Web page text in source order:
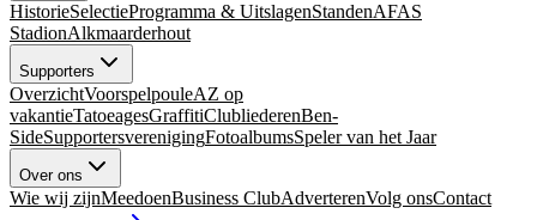
HistorieSelectieProgramma & UitslagenStandenAFAS
StadionAlkmaarderhout
Supporters
OverzichtVoorspelpouleAZ op
vakantieTatoeagesGraffitiClubliederenBen-
SideSupportersverenigingFotoalbumsSpeler van het Jaar
Over ons
Wie wij zijnMeedoenBusiness ClubAdverterenVolg onsContact